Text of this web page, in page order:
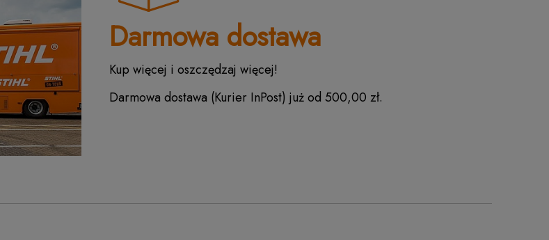
Darmowa dostawa
Kup więcej i oszczędzaj więcej!
Darmowa dostawa (Kurier InPost) już od 500,00 zł.